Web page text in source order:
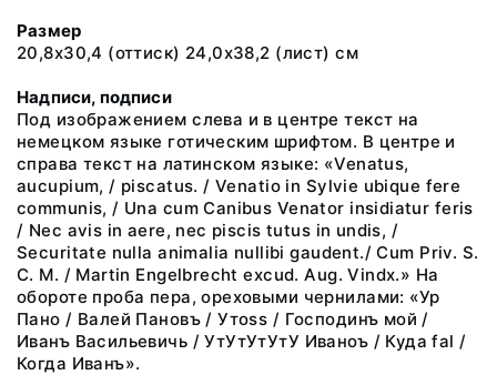
Размер
20,8х30,4 (оттиск) 24,0х38,2 (лист) см
Надписи, подписи
Под изображением слева и в центре текст на
немецком языке готическим шрифтом. В центре и
справа текст на латинском языке: «Venatus,
aucupium, / piscatus. / Venatio in Sylvie ubique fere
communis, / Una cum Canibus Venator insidiatur feris
/ Nec avis in aere, nec piscis tutus in undis, /
Securitate nulla animalia nullibi gaudent./ Cum Priv. S.
C. M. / Mаrtin Engelbrecht excud. Aug. Vindx.» На
обороте проба пера, ореховыми чернилами: «Ур
Пано / Валей Пановъ / Утоss / Господинъ мой /
Иванъ Васильевичь / УтУтУтУтУ Иваноъ / Куда fal /
Когда Иванъ».